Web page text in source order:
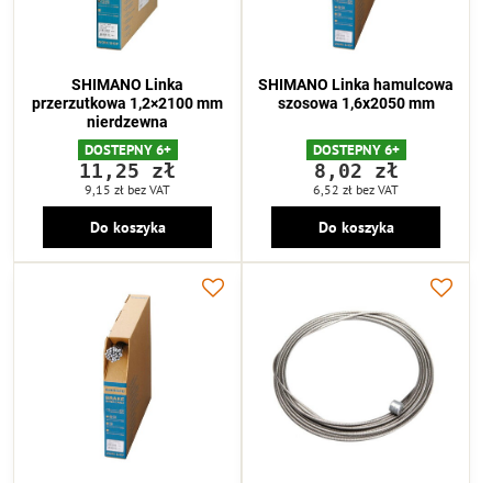
SHIMANO Linka
przerzutkowa 1,2×2100 mm
nierdzewna
DOSTEPNY 6+
11,25 zł
9,15 zł bez VAT
Do koszyka
SHIMANO Linka hamulcowa
szosowa 1,6x2050 mm
DOSTEPNY 6+
8,02 zł
6,52 zł bez VAT
Do koszyka